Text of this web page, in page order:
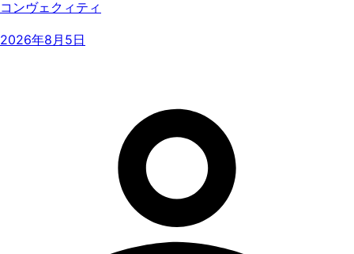
コンヴェクィティ
2026年8月5日